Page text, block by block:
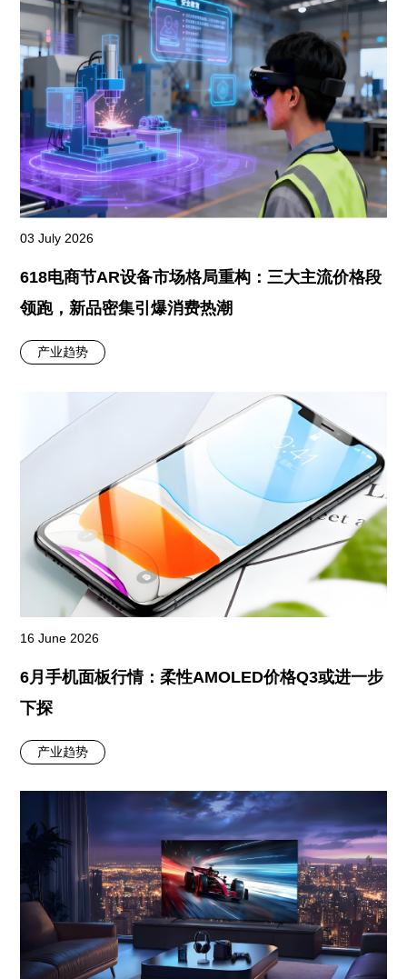
03 July 2026
618电商节AR设备市场格局重构：三大主流价格段
领跑，新品密集引爆消费热潮
产业趋势
16 June 2026
6月手机面板行情：柔性AMOLED价格Q3或进一步
下探
产业趋势